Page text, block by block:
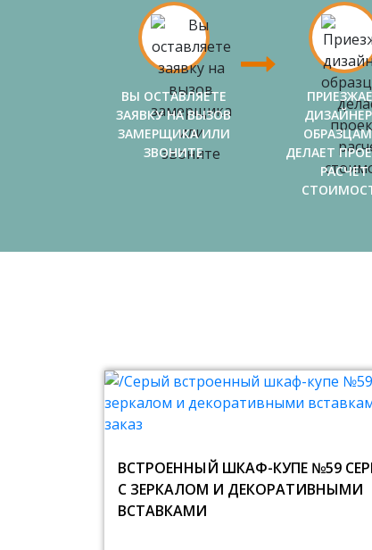
ВЫ ОСТАВЛЯЕТЕ
ЗАЯВКУ НА ВЫЗОВ
ЗАМЕРЩИКА ИЛИ
ЗВОНИТЕ
ДЕЛАЕТ
РАСЧЕТ
ВСТРОЕННЫЙ ШКАФ-КУПЕ №59
С ЗЕРКАЛОМ И ДЕКОРАТИВНЫМИ
ВСТАВКАМИ